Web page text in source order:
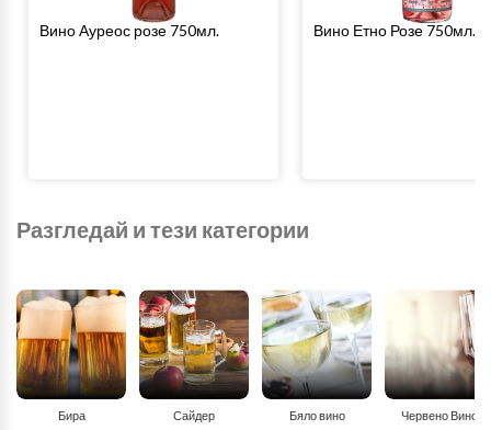
Вино Ауреос розе 750мл. Вино Етно Розе 750мл.
Разгледай и тези категории
Бира Сайдер Бяло вино Червено Вино